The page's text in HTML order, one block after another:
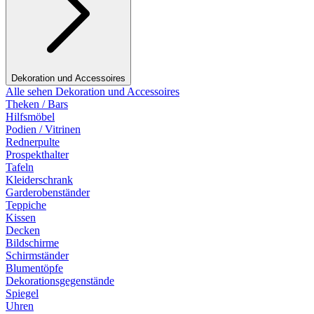
Dekoration und Accessoires
Alle sehen Dekoration und Accessoires
Theken / Bars
Hilfsmöbel
Podien / Vitrinen
Rednerpulte
Prospekthalter
Tafeln
Kleiderschrank
Garderobenständer
Teppiche
Kissen
Decken
Bildschirme
Schirmständer
Blumentöpfe
Dekorationsgegenstände
Spiegel
Uhren